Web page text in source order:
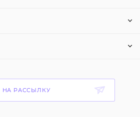
НА РАССЫЛКУ